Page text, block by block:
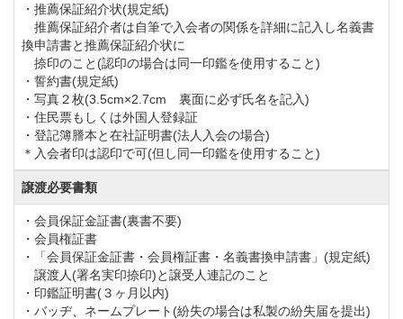
これからどのようにコース運営が変化していくのか見
極めが必要な部分もありますが、ゴルフ会員権につい
ては現在の相場であれば割安感があると思います。
国際桜ゴルフ倶楽部のゴルフ会員権の購入や売却・相
場情報をご希望の方やホームコースをご検討中の方も
お気軽にお問合せください。
◆コースの方からの情報（平成２３年１２月現在、コ
ースの都合により変更される場合がございますので念
のためご確認下さい）
１）６０歳以上の会員対象に毎月コンペを開催（平
日）
・推薦保証紹介状(規定紙)
推薦保証紹介者は自筆で入会者の関係を詳細に記入し名義書
換申請書と推薦保証紹介状に
捺印のこと(認印の場合は同一印鑑を使用すること)
・誓約書(規定紙)
・写真２枚(3.5cm×2.7cm 裏面に必ず氏名を記入)
・住民票もしくは外国人登録証
・登記簿謄本と在社証明書(法人入会の場合)
＊入会者印は認印で可(但し同一印鑑を使用すること)
譲渡必要書類
・会員保証金証書(裏書不要)
・会員権証書
・「会員保証金証書・会員権証書・名義書換申請書」(規定紙)
譲渡人(署名実印捺印)と譲受人連記のこと
・印鑑証明書(３ヶ月以内)
・バッヂ、ネームプレート(紛失の場合は私製の紛失届を提出)